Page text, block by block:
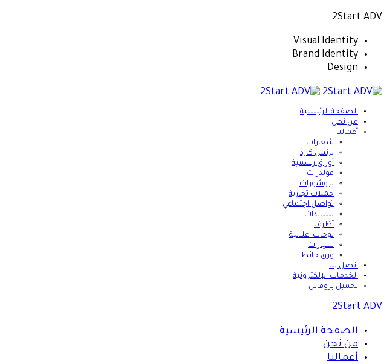
2Start ADV
Visual Identity
Brand Identity
Design
الصفحة الرئيسية
من نحن
أعمالنا
شعارات
بزنس كارد
أوراق رسمية
فولدرات
بروشورات
حملات تجارية
تواصل اجتماعي
ستاندات
أظرف
لوحات اعلانية
سيارات
ورق حائط
اتصل بنا
الخدمات الإلكترونية
تحميل بروفايل
2Start ADV
الصفحة الرئيسية
من نحن
أعمالنا